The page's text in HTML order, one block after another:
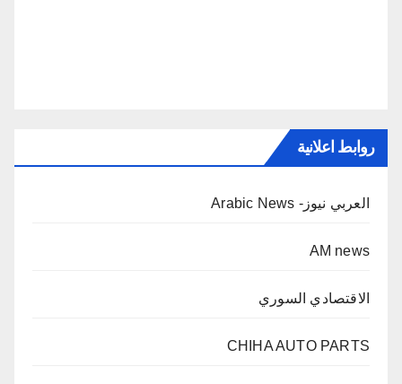
روابط اعلانية
العربي نيوز- Arabic News
AM news
الاقتصادي السوري
CHIHA AUTO PARTS